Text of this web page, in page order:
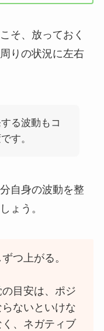
そ、放っておく
りの状況に左右
る波動もコ
す。
自身の波動を整
ょう。
つ上がる。
目安は、ポジ
ないといけな
、ネガティブ